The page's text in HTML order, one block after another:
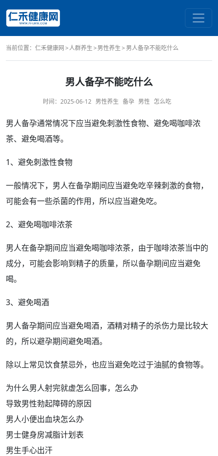
当前位置： 仁禾健康网 人群养生 男性养生 男人备孕不能吃什么
男人备孕不能吃什么
时间： 2025-06-12 男性养生 备孕 男性 怎么吃
男人备孕通常情况下应当避免刺激性食物、避免喝咖啡浓
茶、避免喝酒等。
1、避免刺激性食物
一般情况下，男人在备孕期间应当避免吃辛辣刺激的食物，
可能会有一些杀菌的作用，所以应当避免吃。
2、避免喝咖啡浓茶
男人在备孕期间应当避免喝咖啡浓茶，由于咖啡浓茶当中的
成分，可能会影响到精子的质量，所以备孕期间应当避免
喝。
3、避免喝酒
男人备孕期间应当避免喝酒， 酒精对精子的杀伤力是比较大
的，所以避孕期间避免喝酒。
除以上常见饮食禁忌外，也应当避免吃过于油腻的食物等。
为什么男人射完就虚怎么回事，怎么办
导致男性勃起障碍的原因
男人小便出血块怎么办
男士健身房减脂计划表
男生手心出汗